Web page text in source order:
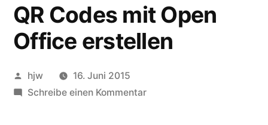
QR Codes mit Open
Office erstellen
Veröffentlicht
von
hjw
16. Juni 2015
Schreibe einen Kommentarzu